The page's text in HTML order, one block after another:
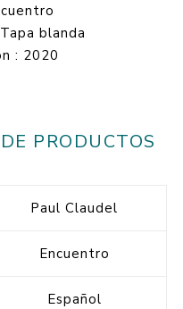
blanda
: 2020
PRODUCTOS
Paul Claudel
Encuentro
Español